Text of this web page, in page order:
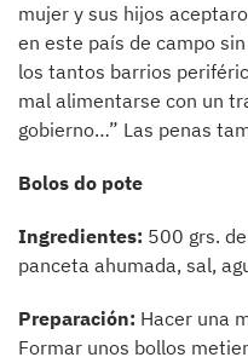
mujer y sus hijos
en este país de campo
los tantos barrios
mal alimentarse con un
gobierno…” Las penas
Bolos do pote
Ingredientes: 500 grs.
panceta ahumada, sal,
Preparación: Hacer una
Formar unos bollos